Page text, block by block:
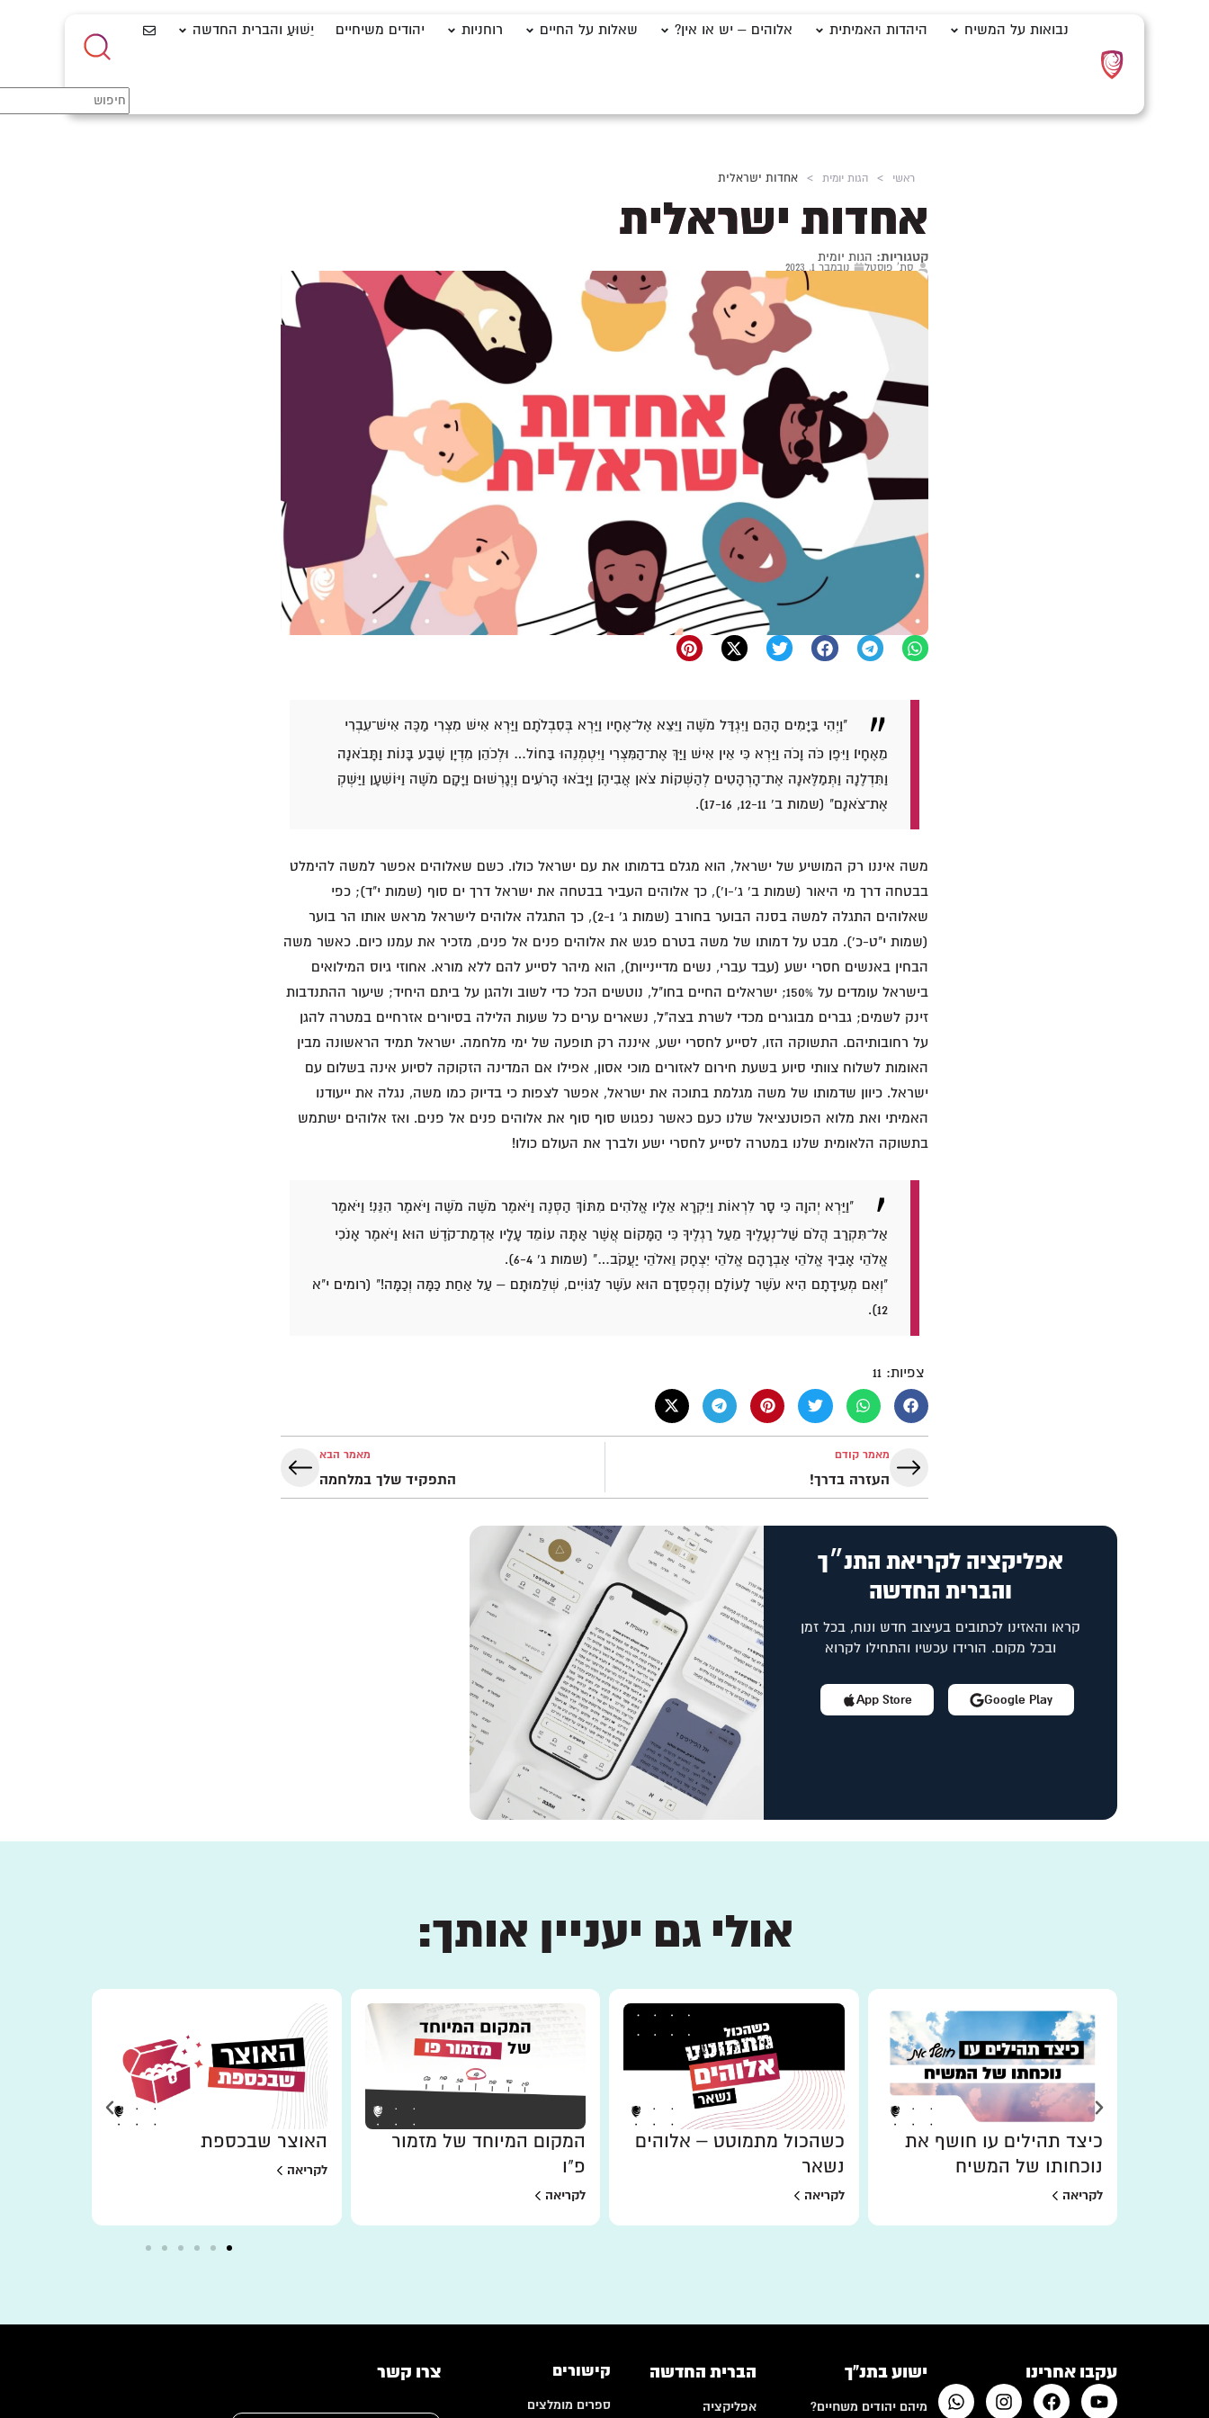
נבואות על המשיח היהדות האמיתית אלוהים – יש או אין? שאלות על החיים רוחניות יהודים משיחיים יֵשׁוּעַ והברית החדשה
ראשי > הגות יומית > אחדות ישראלית
אחדות ישראלית
קטגוריות: הגות יומית
סת' פוסטל נובמבר 1, 2023
"וַיְהִי בַּיָּמִים הָהֵם וַיִּגְדַּל מֹשֶׁה וַיֵּצֵא אֶל־אֶחָיו וַיַּרְא בְּסִבְלֹתָם וַיַּרְא אִישׁ מִצְרִי מַכֶּה אִישׁ־עִבְרִי
מֵאֶחָיו׃ וַיִּפֶן כֹּה וָכֹה וַיַּרְא כִּי אֵין אִישׁ וַיַּךְ אֶת־הַמִּצְרִי וַיִּטְמְנֵהוּ בַּחוֹל… וּלְכֹהֵן מִדְיָן שֶׁבַע בָּנוֹת וַתָּבֹאנָה
וַתִּדְלֶנָה וַתְּמַלֶּאנָה אֶת־הָרְהָטִים לְהַשְׁקוֹת צֹאן אֲבִיהֶן׃ וַיָּבֹאוּ הָרֹעִים וַיְגָרְשׁוּם וַיָּקָם מֹשֶׁה וַיּוֹשִׁעָן וַיַּשְׁקְ
אֶת־צֹאנָם" (שמות ב' 12-11, 17-16).
משה איננו רק המושיע של ישראל, הוא מגלם בדמותו את עם ישראל כולו. כשם שאלוהים אפשר למשה להימלט
בבטחה דרך מי היאור (שמות ב' ג'-ו'), כך אלוהים העביר בבטחה את ישראל דרך ים סוף (שמות י"ד); כפי
שאלוהים התגלה למשה בסנה הבוער בחורב (שמות ג' 2-1), כך התגלה אלוהים לישראל מראש אותו הר בוער
(שמות י"ט-כ'). מבט על דמותו של משה בטרם פגש את אלוהים פנים אל פנים, מזכיר את עמנו כיום. כאשר משה
הבחין באנשים חסרי ישע (עבד עברי, נשים מדיינייות), הוא מיהר לסייע להם ללא מורא. אחוזי גיוס המילואים
בישראל עומדים על 150%; ישראלים החיים בחו"ל, נוטשים הכל כדי לשוב ולהגן על ביתם היחיד; שיעור ההתנדבות
זינק לשמים; גברים מבוגרים מכדי לשרת בצה"ל, נשארים ערים כל שעות הלילה בסיורים אזרחיים במטרה להגן
על רחובותיהם. התשוקה הזו, לסייע לחסרי ישע, איננה רק תופעה של ימי מלחמה. ישראל תמיד הראשונה מבין
האומות לשלוח צוותי סיוע בשעת חירום לאזורים מוכי אסון, אפילו אם המדינה הזקוקה לסיוע אינה בשלום עם
ישראל. כיוון שדמותו של משה מגלמת בתוכה את ישראל, אפשר לצפות כי בדיוק כמו משה, נגלה את ייעודנו
האמיתי ואת מלוא הפוטנציאל שלנו כעם כאשר נפגוש סוף סוף את אלוהים פנים אל פנים. ואז אלוהים ישתמש
בתשוקה הלאומית שלנו במטרה לסייע לחסרי ישע ולברך את העולם כולו!
"וַיַּרְא יְהוָה כִּי סָר לִרְאוֹת וַיִּקְרָא אֵלָיו אֱלֹהִים מִתּוֹךְ הַסְּנֶה וַיֹּאמֶר מֹשֶׁה מֹשֶׁה וַיֹּאמֶר הִנֵּנִי׃ וַיֹּאמֶר
אַל־תִּקְרַב הֲלֹם שַׁל־נְעָלֶיךָ מֵעַל רַגְלֶיךָ כִּי הַמָּקוֹם אֲשֶׁר אַתָּה עוֹמֵד עָלָיו אַדְמַת־קֹדֶשׁ הוּא׃ וַיֹּאמֶר אָנֹכִי
אֱלֹהֵי אָבִיךָ אֱלֹהֵי אַבְרָהָם אֱלֹהֵי יִצְחָק וֵאלֹהֵי יַעֲקֹב…" (שמות ג' 6-4).
"וְאִם מְעִידָתָם הִיא עֹשֶׁר לָעוֹלָם וְהֶפְסֵדָם הוּא עֹשֶׁר לַגּוֹיִים, שְׁלֵמוּתָם – עַל אַחַת כַּמָּה וְכַמָּה!" (רומים י"א
12).
צפיות: 11
מאמר קודם
העזרה בדרך!
מאמר הבא
התפקיד שלך במלחמה
אפליקציה לקריאת התנ״ך
והברית החדשה
קראו והאזינו לכתובים בעיצוב חדש ונוח, בכל זמן
ובכל מקום. הורידו עכשיו והתחילו לקרוא
App Store Google Play
אולי גם יעניין אותך:
כיצד תהילים עו חושף את
נוכחותו של המשיח
לקריאה
כשהכול מתמוטט – אלוהים
נשאר
לקריאה
המקום המיוחד של מזמור
פ"ו
לקריאה
האוצר שבכספת
לקריאה
עקבו אחרינו ישוע בתנ"ך
מיהם יהודים משחיים?
הברית החדשה
אפליקציה
קישורים
ספרים מומלצים
צרו קשר